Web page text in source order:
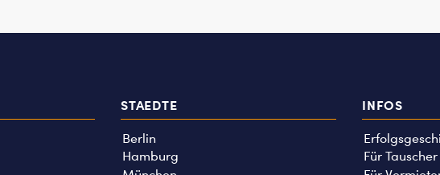
STAEDTE
Berlin
Hamburg
INFOS
Für Tauscher